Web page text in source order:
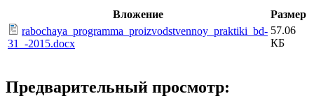
Вложение
Размер
rabochaya_programma_proizvodstvennoy_praktiki_bd-
31_-2015.docx
57.06
КБ
Предварительный просмотр: